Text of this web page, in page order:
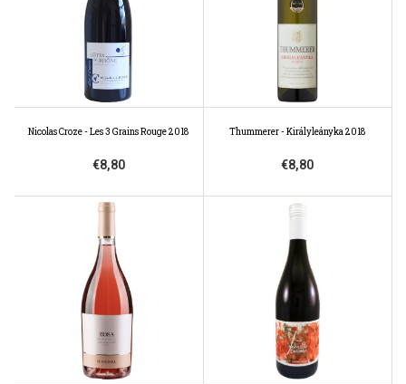
Nicolas Croze - Les 3 Grains Rouge 2018
€8,80
Thummerer - Királyleányka 2018
€8,80